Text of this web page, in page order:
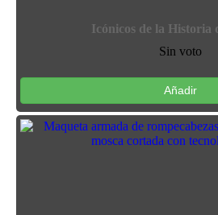
Icónicos de la Historia
Sin voto
Añadir